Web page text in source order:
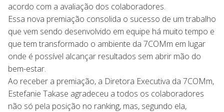
acordo com a avaliação dos colaboradores.
Essa nova premiação consolida o sucesso de um trabalho
que vem sendo desenvolvido em equipe há muito tempo e
que tem transformado o ambiente da 7COMm em lugar
onde é possível alcançar resultados sem abrir mão do
bem-estar.
Ao receber a premiação, a Diretora Executiva da 7COMm,
Estefanie Takase agradeceu a todos os colaboradores
não só pela posição no ranking, mas, segundo ela,